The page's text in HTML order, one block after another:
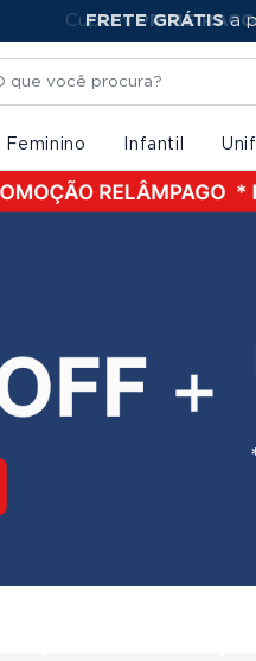
FRETE GRÁTISa
Feminino Infantil